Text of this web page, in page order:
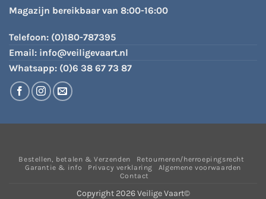
Magazijn bereikbaar van 8:00-16:00
Telefoon: (0)180-787395
Email: info@veiligevaart.nl
Whatsapp: (0)6 38 67 73 87
Bestellen, betalen & Verzenden
Retourneren/herroepingsrecht
Garantie & info
Privacy verklaring
Algemene voorwaarden
Contact
Copyright 2026 Veilige Vaart©